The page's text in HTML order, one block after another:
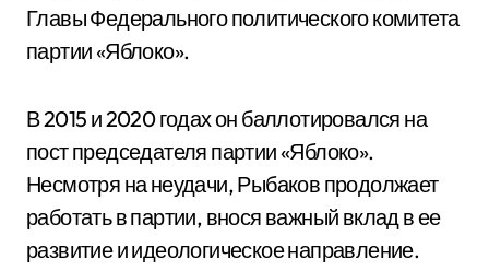
Главы Федерального политического комитета
партии «Яблоко».
В 2015 и 2020 годах он баллотировался на
пост председателя партии «Яблоко».
Несмотря на неудачи, Рыбаков продолжает
работать в партии, внося важный вклад в ее
развитие и идеологическое направление.